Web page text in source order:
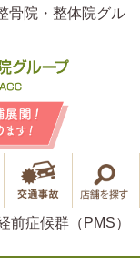
骨院・整体院グル
前症候群（PMS）